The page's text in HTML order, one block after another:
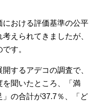
おける評価基準の公平
えられてきましたが、
す。
するアデコの調査で、
聞いたところ、「満
」の合計が37.7％、「ど